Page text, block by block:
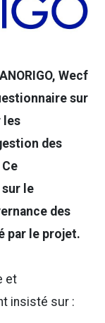
Wecf
sur
les
des
le
des
par le projet.
et
insisté sur :